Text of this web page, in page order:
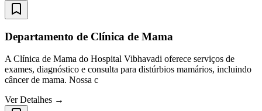
Departamento de Clínica de Mama
A Clínica de Mama do Hospital Vibhavadi oferece serviços de
exames, diagnóstico e consulta para distúrbios mamários, incluindo
câncer de mama. Nossa c
Ver Detalhes →